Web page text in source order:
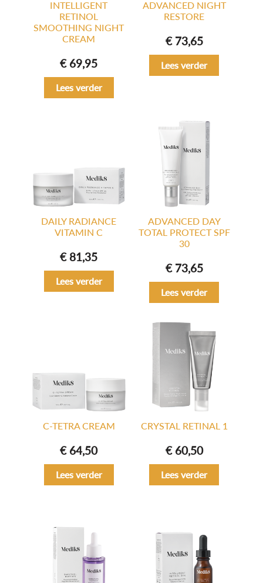
INTELLIGENT
RETINOL
SMOOTHING NIGHT
CREAM
€69,95
Lees verder
ADVANCED NIGHT
RESTORE
€73,65
Lees verder
DAILY RADIANCE
VITAMIN C
€81,35
Lees verder
ADVANCED DAY
TOTAL PROTECT SPF
30
€73,65
Lees verder
C-TETRA CREAM
€64,50
Lees verder
CRYSTAL RETINAL 1
€60,50
Lees verder